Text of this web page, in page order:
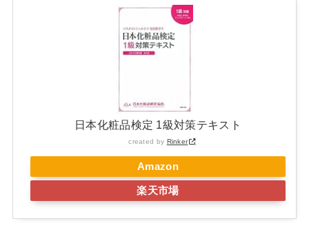
日本化粧品検定 1級対策テキスト
created by Rinker
Amazon
楽天市場